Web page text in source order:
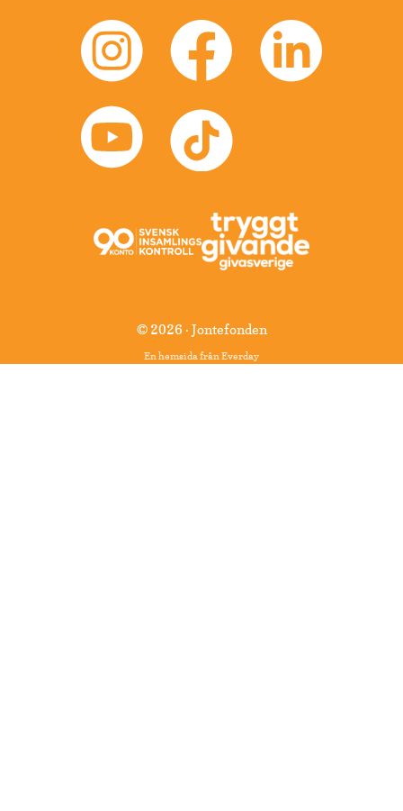
© 2026 · Jontefonden
En hemsida frånEverday